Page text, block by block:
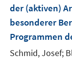
n
s
t
e
der (aktiven)
besonderer
Programmen
Schmid, Josef;